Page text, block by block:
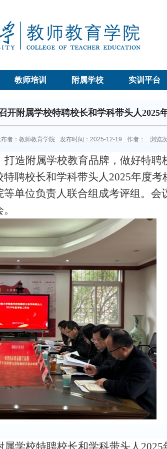
教师培训 附属学校 实训平台
开附属学校特聘校长和学科带头人2025
者：教师教育学院 发布时间：2025-12-19 作者： 浏览
造附属学校教育品牌，做好特聘
特聘校长和学科带头人2025年度考
等单位负责人联合组成考评组。会
属学校特聘校长和学科带头人 2025